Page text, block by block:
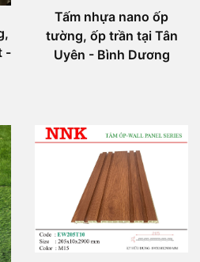
-
Tấm nhựa nano ốp
tường, ốp trần tại Tân
Uyên - Bình Dương